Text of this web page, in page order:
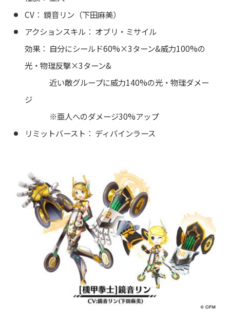
CV： 鏡音リン（下田麻美）
アクションスキル： オブリ・ミサイル
効果： 自分にシールド60%×3ターン&威力100%の
光・物理反撃×3ターン&
近い敵グループに威力140%の光・物理ダメー
ジ
※亜人へのダメージ30%アップ
リミットバースト： ディバインラース